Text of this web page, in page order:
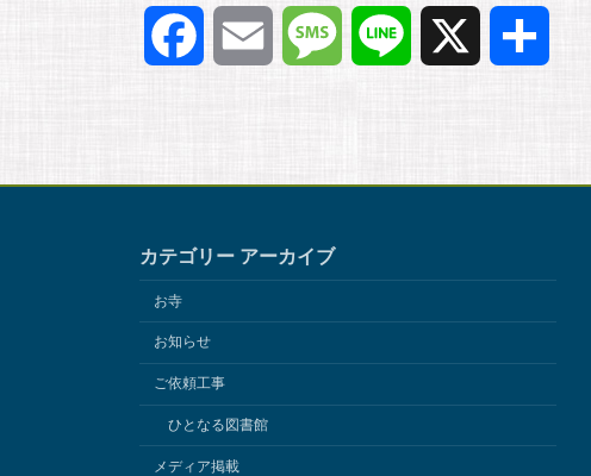
o
o
k
カテゴリー アーカイブ
お寺
お知らせ
ご依頼工事
ひとなる図書館
メディア掲載